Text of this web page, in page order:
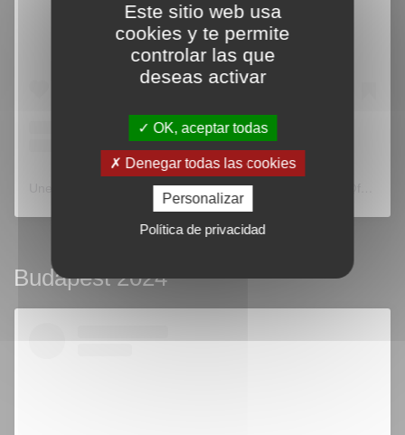
Budapest 2024
Este sitio web usa
cookies y te permite
controlar las que
deseas activar
OK, aceptar todas
Denegar todas las cookies
Personalizar
Política de privacidad